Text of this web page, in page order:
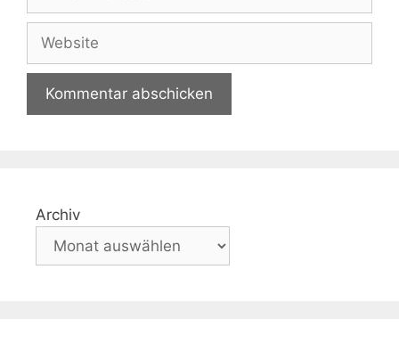
Adresse
Archiv